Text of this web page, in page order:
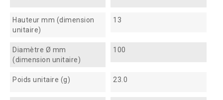
Hauteur mm (dimension
unitaire)
13
Diamètre Ø mm
(dimension unitaire)
100
Poids unitaire (g) 23.0